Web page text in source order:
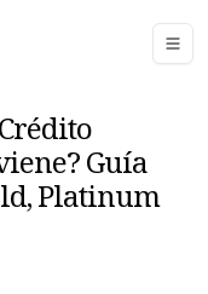
Guía
Platinum